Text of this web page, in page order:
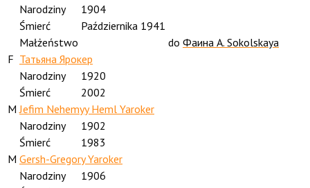
Narodziny
1904
Śmierć
Października 1941
Małżeństwo
do Фаина А. Sokolskaya
F Татьяна Ярокер
Narodziny
1920
Śmierć
2002
M Jefim Nehemyy Heml Yaroker
Narodziny
1902
Śmierć
1983
M Gersh-Gregory Yaroker
Narodziny
1906